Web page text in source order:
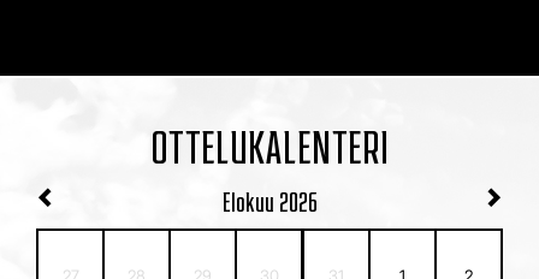
OTTELUKALENTERI
Elokuu 2026